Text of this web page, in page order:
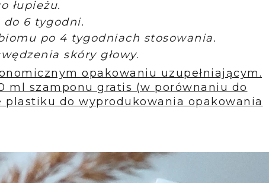
łupieżu.
do 6 tygodni.
po 4 tygodniach stosowania.
skóry głowy.
opakowaniu uzupełniającym.
ml szamponu gratis (w porównaniu do
do wyprodukowania opakowania